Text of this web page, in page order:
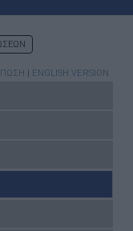
| ENGLISH VERSION